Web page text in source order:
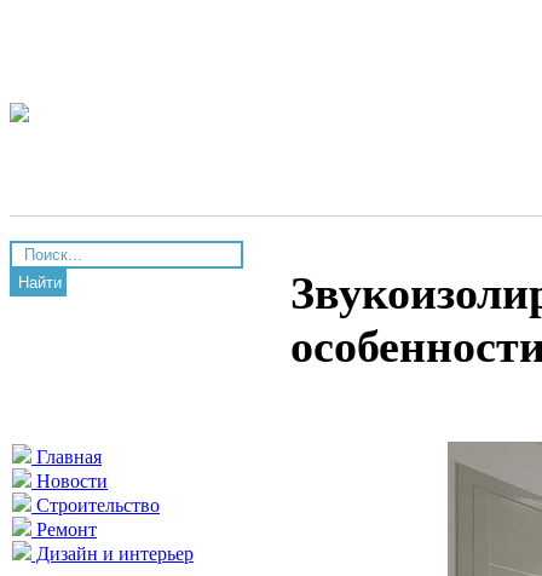
Найти
Главная
Новости
Строительство
Ремонт
Дизайн и интерьер